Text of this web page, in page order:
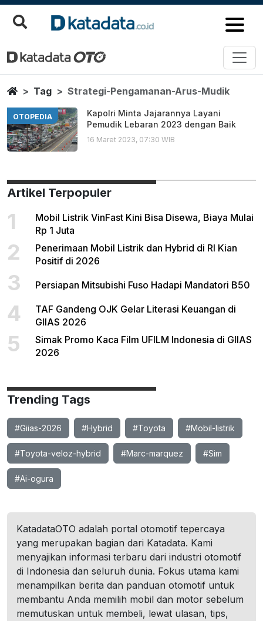
Strategi Pengamanan Arus
Berita Terbaru
HomeTag Strategi-Pengamanan-Arus-Mudik
OTOPEDIA
Kapolri Minta Jajarannya Layani
Pemudik Lebaran 2023 dengan Baik
16 Maret 2023, 07:30 WIB
Artikel Terpopuler
1
Mobil Listrik VinFast Kini Bisa Disewa, Biaya Mulai
Rp 1 Juta
2
Penerimaan Mobil Listrik dan Hybrid di RI Kian
Positif di 2026
3 Persiapan Mitsubishi Fuso Hadapi Mandatori B50
4
TAF Gandeng OJK Gelar Literasi Keuangan di
GIIAS 2026
5
Simak Promo Kaca Film UFILM Indonesia di GIIAS
2026
Trending Tags
#Giias-2026 #Hybrid #Toyota #Mobil-listrik
#Toyota-veloz-hybrid #Marc-marquez #Sim
#Ai-ogura
KatadataOTO adalah portal otomotif tepercaya
yang merupakan bagian dari Katadata. Kami
menyajikan informasi terbaru dari industri otomotif
di Indonesia dan seluruh dunia. Fokus utama kami
menampilkan berita dan panduan otomotif untuk
membantu Anda memilih mobil dan motor sebelum
memutuskan untuk membeli, lewat ulasan, tips,